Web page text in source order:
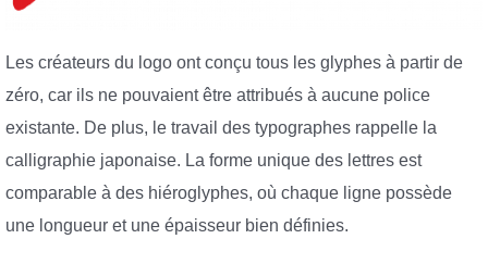
Les créateurs du logo ont conçu tous les glyphes à partir de
zéro, car ils ne pouvaient être attribués à aucune police
existante. De plus, le travail des typographes rappelle la
calligraphie japonaise. La forme unique des lettres est
comparable à des hiéroglyphes, où chaque ligne possède
une longueur et une épaisseur bien définies.